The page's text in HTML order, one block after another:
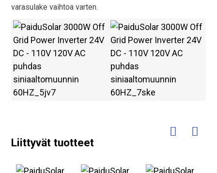
varasulake vaihtoa varten.
Liittyvät tuotteet